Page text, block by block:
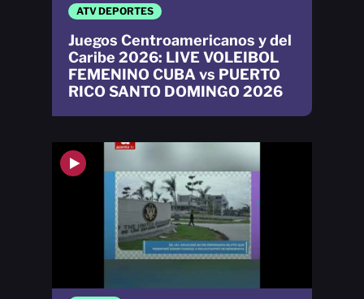
ATV DEPORTES
Juegos Centroamericanos y del
Caribe 2026: LIVE VOLEIBOL
FEMENINO CUBA vs PUERTO
RICO SANTO DOMINGO 2026